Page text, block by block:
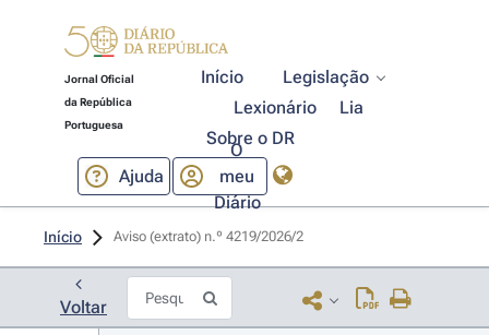
Jornal Oficial
da República
Portuguesa
Início
Legislação
Lexionário
Lia
Sobre o DR
Ajuda
O
meu
Diário
Início Aviso (extrato) n.º 4219/2026/2
Voltar